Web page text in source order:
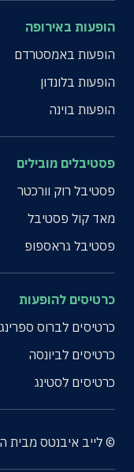
הופעות באירופה
הופעות באמסטרדם
הופעות בלונדון
הופעות בוינה
פסטיבלים מובילים
פסטיבל רוק וורכטר
מאד קול פסטיבל
פסטיבל גראספופ
כרטיסים להופעות
כרטיסים לברוס
כרטיסים לביונסה
כרטיסים לסטינג
© לייב איבנטס מבית